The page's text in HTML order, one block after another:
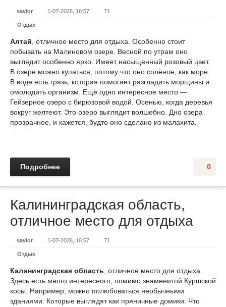
savior 1-07-2026, 16:57 71
Отдых
Алтай , отличное место для отдыха. Особенно стоит
побывать на Малиновом озере. Весной по утрам оно
выглядит особенно ярко. Имеет насыщенный розовый цвет.
В озере можно купаться, потому что оно солёное, как море.
В воде есть грязь, которая помогает разгладить морщины и
омолодить организм. Ещё одно интересное место —
Гейзерное озеро с бирюзовой водой. Осенью, когда деревья
вокруг желтеют. Это озеро выглядит волшебно. Дно озера
прозрачное, и кажется, будто оно сделано из малахита.
0
Подробнее
Калининградская область,
отличное место для отдыха
savior 1-07-2026, 16:57 71
Отдых
Калининградская область , отличное место для отдыха.
Здесь есть много интересного, помимо знаменитой Куршской
косы. Например, можно полюбоваться необычными
зданиями. Которые выглядят как пряничные домики. Что